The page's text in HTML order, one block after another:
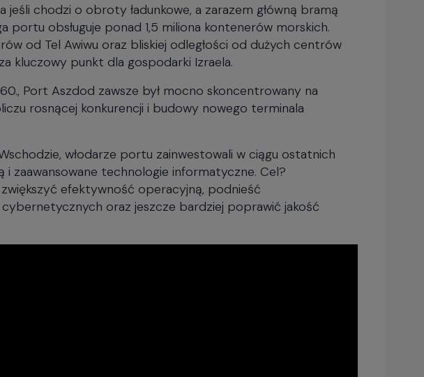
chodzi o obroty ładunkowe, a zarazem główną bramą
portu obsługuje ponad 1,5 miliona kontenerów morskich.
od Tel Awiwu oraz bliskiej odległości od dużych centrów
kluczowy punkt dla gospodarki Izraela.
Port Aszdod zawsze był mocno skoncentrowany na
rosnącej konkurencji i budowy nowego terminala
włodarze portu zainwestowali w ciągu ostatnich
zaawansowane technologie informatyczne. Cel?
efektywność operacyjną, podnieść
oraz jeszcze bardziej poprawić jakość